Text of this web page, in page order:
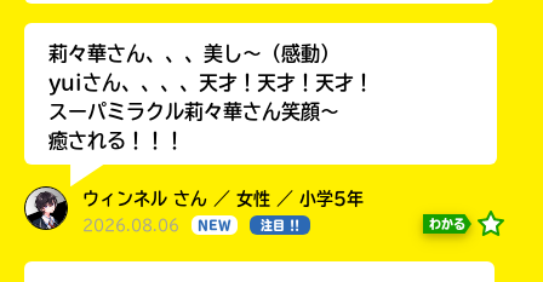
莉々華さん、、、美し〜（感動）
yuiさん、、、、天才！天才！天才！
スーパミラクル莉々華さん笑顔〜
癒される！！！
ウィンネル さん ／ 女性 ／ 小学5年
2026.08.06 NEW 注目 !! わかる